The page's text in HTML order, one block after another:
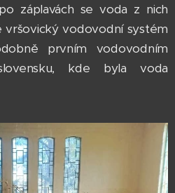
záplavách se voda z nich
vršovický vodovodní systém
prvním vodovodním
kde byla voda